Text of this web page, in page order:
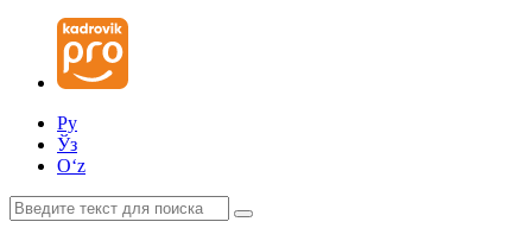
Ру
Ўз
Oʻz